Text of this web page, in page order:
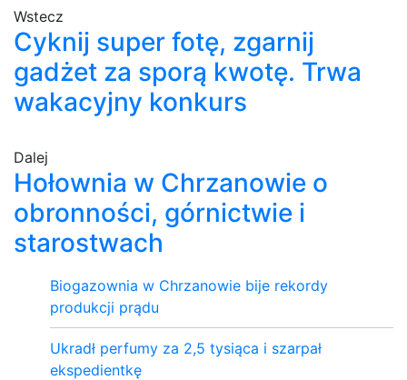
Wstecz
Cyknij super fotę, zgarnij
gadżet za sporą kwotę. Trwa
wakacyjny konkurs
Dalej
Hołownia w Chrzanowie o
obronności, górnictwie i
starostwach
Biogazownia w Chrzanowie bije rekordy
produkcji prądu
Ukradł perfumy za 2,5 tysiąca i szarpał
ekspedientkę